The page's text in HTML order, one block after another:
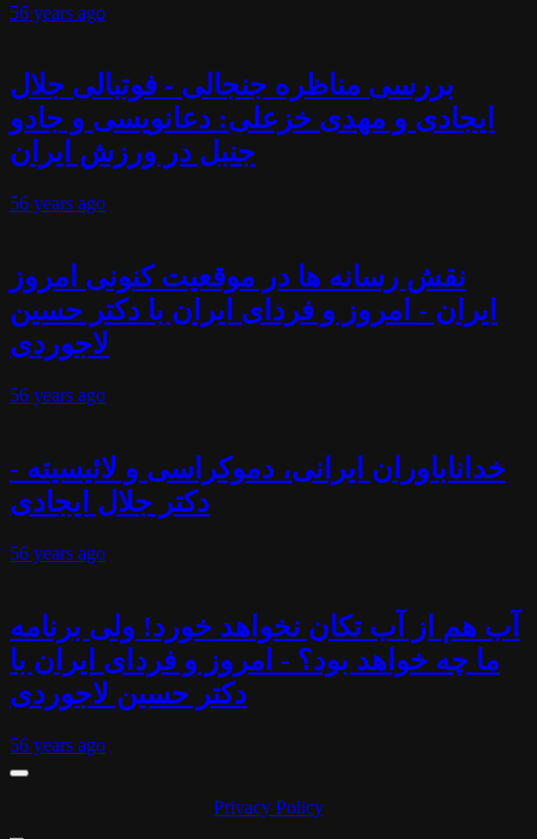
56 years ago
بررسی مناظره جنجالی - فوتبالی جلال
ایجادی و مهدی خزعلی: دعانویسی و جادو
جنبل در ورزش ایران
56 years ago
نقش رسانه ها در موقعیت کنونی امروز
ایران - امروز و فردای ایران با دکتر حسین
لاجوردی
56 years ago
خداناباوران ایرانی، دموکراسی و لائیسیته -
دکتر جلال ایجادی
56 years ago
آب هم از آب تکان نخواهد خورد! ولی برنامه
ما چه خواهد بود؟ - امروز و فردای ایران با
دکتر حسین لاجوردی
56 years ago
Privacy Policy